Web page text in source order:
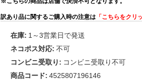
訳あり品に関するご購入時の注意は 「こちらをクリ
在庫: 1～3営業日で発送
ネコポス対応: 不可
コンビニ受取り: コンビニ受取り不可
商品コード: 4525807196146